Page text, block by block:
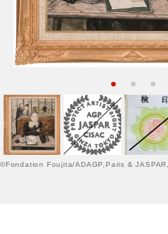
©Fondation Foujita/ADAGP,Paris &